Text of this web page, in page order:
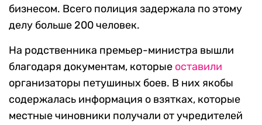
бизнесом. Всего полиция задержала по этому
делу больше 200 человек.
На родственника премьер-министра вышли
благодаря документам, которые оставили
организаторы петушиных боев. В них якобы
содержалась информация о взятках, которые
местные чиновники получали от учредителей